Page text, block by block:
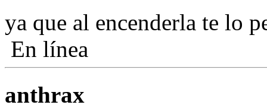
ya que al encenderla te lo
En línea
anthrax